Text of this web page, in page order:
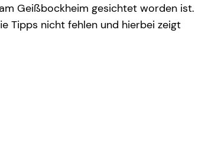
Geißbockheim gesichtet worden ist.
Tipps nicht fehlen und hierbei zeigt